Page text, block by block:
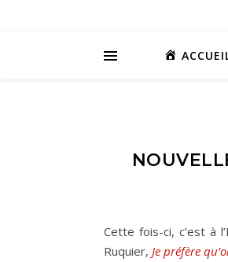
Cette fois-ci, c’est à
Ruquier, Je préfère